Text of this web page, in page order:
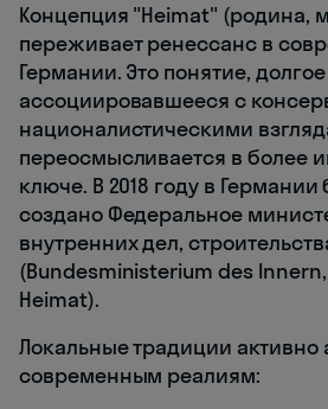
Концепция "Heimat" (родина,
переживает ренессанс в
Германии. Это понятие,
ассоциировавшееся с
националистическими
переосмысливается в более
ключе. В 2018 году в
создано Федеральное
внутренних дел,
(Bundesministerium des
Heimat).
Локальные традиции активно
современным реалиям: